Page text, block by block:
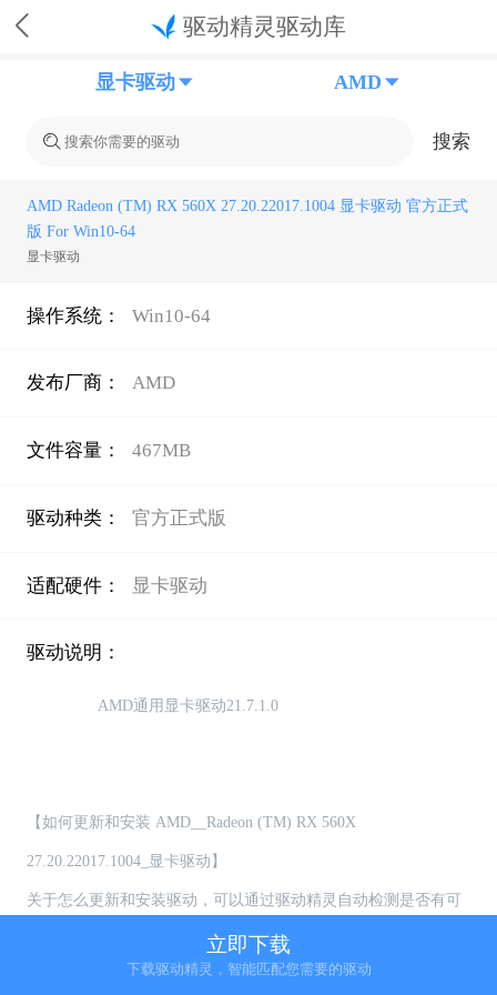
驱动精灵驱动库
显卡驱动 AMD
搜索
AMD Radeon (TM) RX 560X 27.20.22017.1004 显卡驱动 官方正式
版 For Win10-64
显卡驱动
操作系统： Win10-64
发布厂商： AMD
文件容量： 467MB
驱动种类： 官方正式版
适配硬件： 显卡驱动
驱动说明：
【如何更新和安装 AMD__Radeon (TM) RX 560X
27.20.22017.1004_显卡驱动】
关于怎么更新和安装驱动，可以通过驱动精灵自动检测是否有可
更新的驱动，用户可选择自主更新或者安装驱动
【如何卸载 AMD__Radeon (TM) RX 560X 27.20.22017.1004_显卡
立即下载
下载驱动精灵，智能匹配您需要的驱动